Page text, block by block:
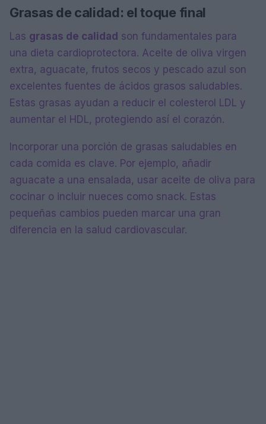
Grasas de calidad: el toque final
Las grasas de calidad son fundamentales para
una dieta cardioprotectora. Aceite de oliva virgen
extra, aguacate, frutos secos y pescado azul son
excelentes fuentes de ácidos grasos saludables.
Estas grasas ayudan a reducir el colesterol LDL y
aumentar el HDL, protegiendo así el corazón.
Incorporar una porción de grasas saludables en
cada comida es clave. Por ejemplo, añadir
aguacate a una ensalada, usar aceite de oliva para
cocinar o incluir nueces como snack. Estas
pequeñas cambios pueden marcar una gran
diferencia en la salud cardiovascular.